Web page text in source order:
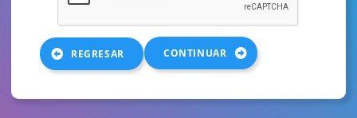
REGRESAR CONTINUAR